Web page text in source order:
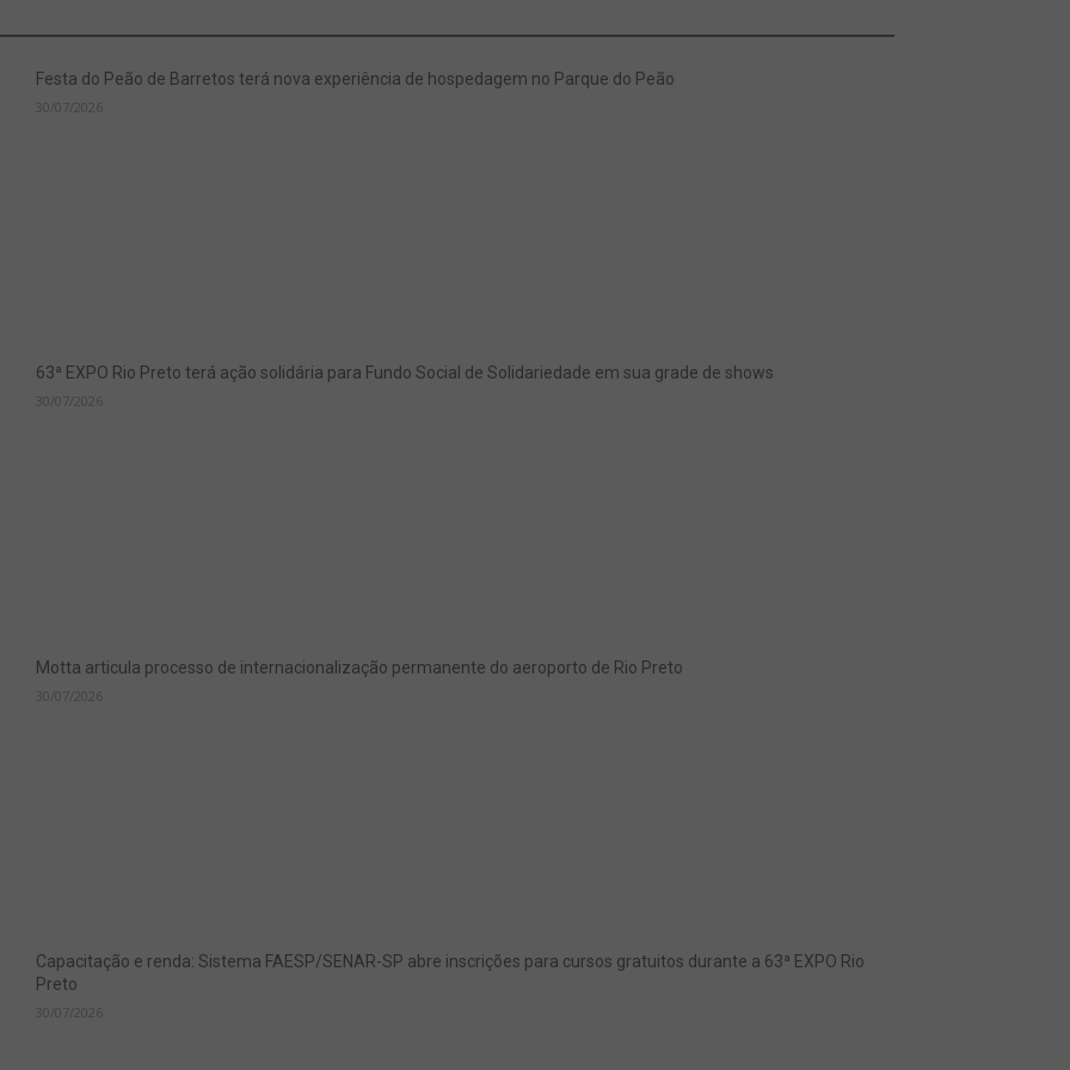
Festa do Peão de Barretos terá nova experiência de hospedagem no Parque do Peão
30/07/2026
63ª EXPO Rio Preto terá ação solidária para Fundo Social de Solidariedade em sua grade de shows
30/07/2026
Motta articula processo de internacionalização permanente do aeroporto de Rio Preto
30/07/2026
Capacitação e renda: Sistema FAESP/SENAR-SP abre inscrições para cursos gratuitos durante a 63ª EXPO Rio
Preto
30/07/2026